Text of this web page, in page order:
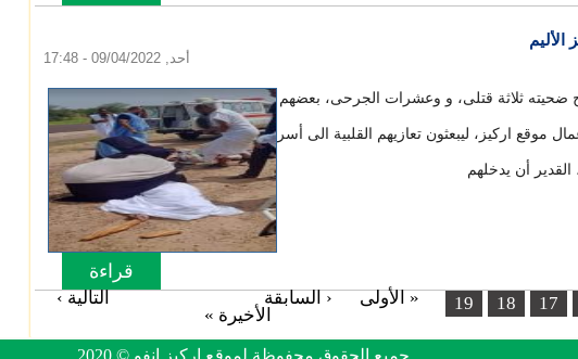
المزيدحول
الأليم
أحد, 09/04/2022 - 17:48
ضحيته ثلاثة قتلى، و وعشرات الجرحى، بعضهم
موقع اركيز، ليبعثون تعازيهم القلبية الى أسر
القدير أن يدخلهم
قراءة
المزيدحول « الأولى ‹ السابقة 17
18
19
التالية ›
الأخيرة »
جميع الحقوق محفوظة لموقع اركيز انفو © 2020